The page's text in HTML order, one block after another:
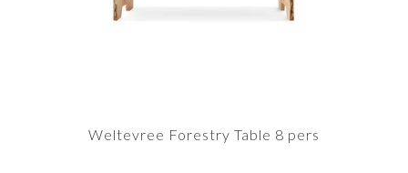
Weltevree Forestry Table 8 pers